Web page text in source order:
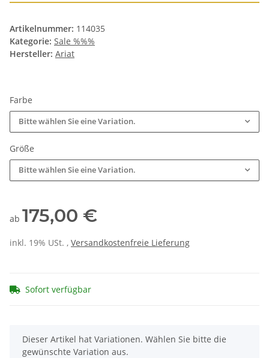
Artikelnummer: 114035
Kategorie: Sale %%%
Hersteller: Ariat
Farbe
Bitte wählen Sie eine Variation.
Größe
Bitte wählen Sie eine Variation.
ab 175,00 €
inkl. 19% USt. , Versandkostenfreie Lieferung
Sofort verfügbar
x
Dieser Artikel hat Variationen. Wählen Sie bitte die
gewünschte Variation aus.